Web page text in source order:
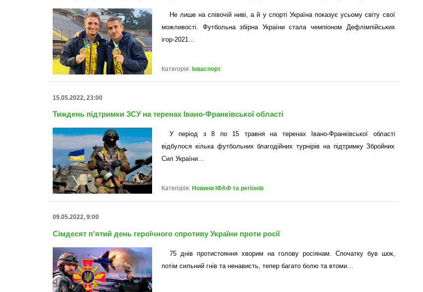
Не лише на співочій ниві, а й у спорті Україна показує усьому світу свої
можливості. Футбольна збірна України стала чемпіоном Дефлімпійських
ігор-2021…
Категорія: Інваспорт
15.05.2022, 23:00
Тиждень підтримки ЗСУ на теренах Івано-Франківської області
У період з 8 по 15 травня на теренах Івано-Франківської області
відбулося кілька футбольних благодійних турнірів на підтримку Збройних
Сил України…
Категорія: Новини ІФАФ та регіонів
09.05.2022, 9:00
Сімдесят п'ятий день героїчного спротиву України проти росії
75 днів протистояння хворим на голову росіянам. Спочатку був шок,
потім сильний гнів та ненависть, тепер багато болю та втоми…